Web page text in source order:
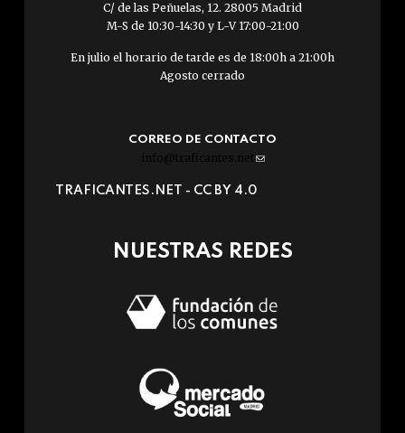
C/ de las Peñuelas, 12. 28005 Madrid
M-S de 10:30-14:30 y L-V 17:00-21:00
En julio el horario de tarde es de 18:00h a 21:00h
Agosto cerrado
CORREO DE CONTACTO
info@traficantes.net (link
e-
TRAFICANTES.NET - CC BY 4.0
NUESTRAS REDES